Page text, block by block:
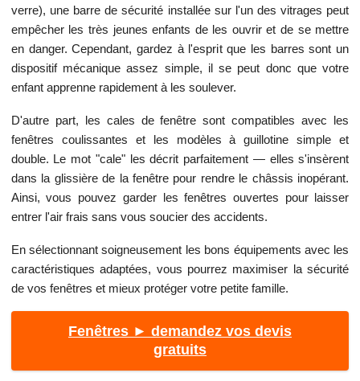
verre), une barre de sécurité installée sur l'un des vitrages peut
empêcher les très jeunes enfants de les ouvrir et de se mettre
en danger. Cependant, gardez à l'esprit que les barres sont un
dispositif mécanique assez simple, il se peut donc que votre
enfant apprenne rapidement à les soulever.
D'autre part, les cales de fenêtre sont compatibles avec les
fenêtres coulissantes et les modèles à guillotine simple et
double. Le mot "cale" les décrit parfaitement — elles s'insèrent
dans la glissière de la fenêtre pour rendre le châssis inopérant.
Ainsi, vous pouvez garder les fenêtres ouvertes pour laisser
entrer l'air frais sans vous soucier des accidents.
En sélectionnant soigneusement les bons équipements avec les
caractéristiques adaptées, vous pourrez maximiser la sécurité
de vos fenêtres et mieux protéger votre petite famille.
Fenêtres ► demandez vos devis
gratuits